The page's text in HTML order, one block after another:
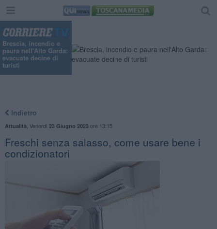
Brescia, incendio e
paura nell'Alto Garda:
evacuate decine di
turisti
Indietro
Attualità Venerdì 23 Giugno 2023ore 13:15
Freschi senza salasso, come usare bene i
condizionatori